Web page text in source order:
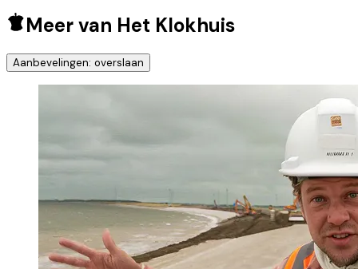
Meer van Het Klokhuis
Aanbevelingen: overslaan